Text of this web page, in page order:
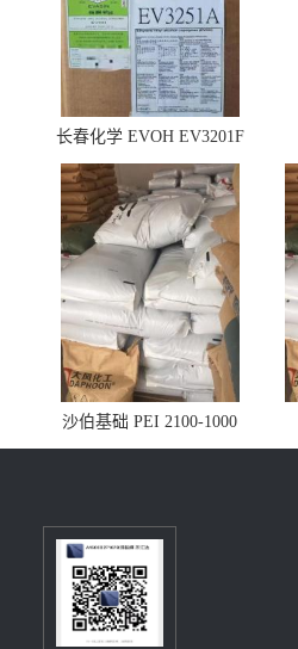
长春化学 EVOH EV3201F
沙伯基础 PEI 2100-1000